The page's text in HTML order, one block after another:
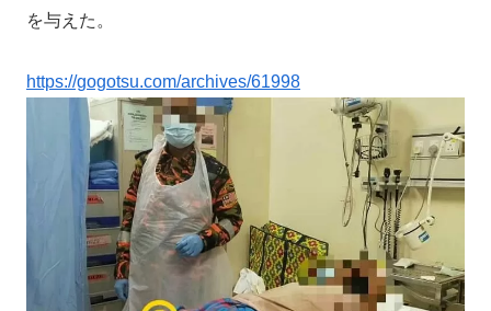
を与えた。
https://gogotsu.com/archives/61998